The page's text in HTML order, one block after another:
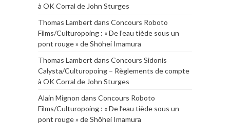
à OK Corral de John Sturges
Thomas Lambert dans Concours Roboto
Films/Culturopoing : « De l’eau tiède sous un
pont rouge » de Shōhei Imamura
Thomas Lambert dans Concours Sidonis
Calysta/Culturopoing – Règlements de compte
à OK Corral de John Sturges
Alain Mignon dans Concours Roboto
Films/Culturopoing : « De l’eau tiède sous un
pont rouge » de Shōhei Imamura